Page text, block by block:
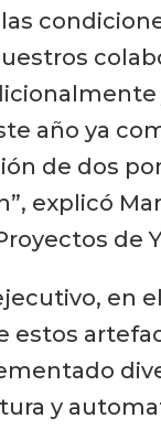
año ya
de dos
explicó
de
en
estos
y